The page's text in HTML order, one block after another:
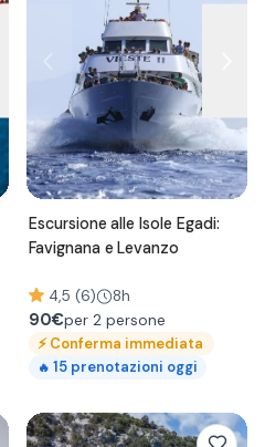
Escursione alle Isole Egadi:
Favignana e Levanzo
4,5 (6) 8h
90€per 2 persone
⚡Conferma immediata
🔥 15 prenotazioni oggi